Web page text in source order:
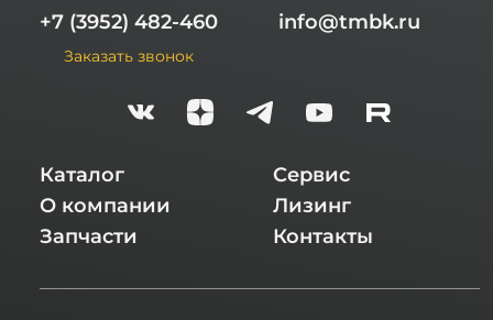
+7 (3952) 482-460
Заказать звонок
info@tmbk.ru
Каталог
О компании
Запчасти
Сервис
Лизинг
Контакты